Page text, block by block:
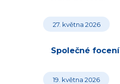
27. května 2026
Společné focení
19. května 2026